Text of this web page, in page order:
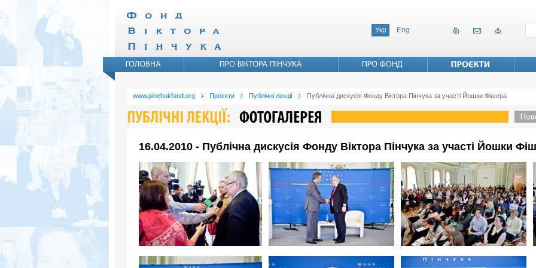
Укр Eng
www.pinchukfund.org Проєкти Публічні лекції Публічна дискусія Фонду Віктора Пінчука за участі Йошки Фішера
16.04.2010 - Публічна дискусія Фонду Віктора Пінчука за участі Йошки